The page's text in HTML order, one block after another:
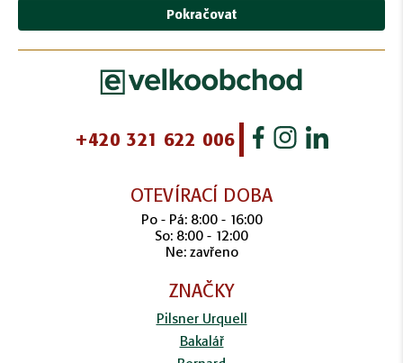
Pokračovat
+420 321 622 006
OTEVÍRACÍ DOBA
Po - Pá: 8:00 - 16:00
So: 8:00 - 12:00
Ne: zavřeno
ZNAČKY
Pilsner Urquell
Bakalář